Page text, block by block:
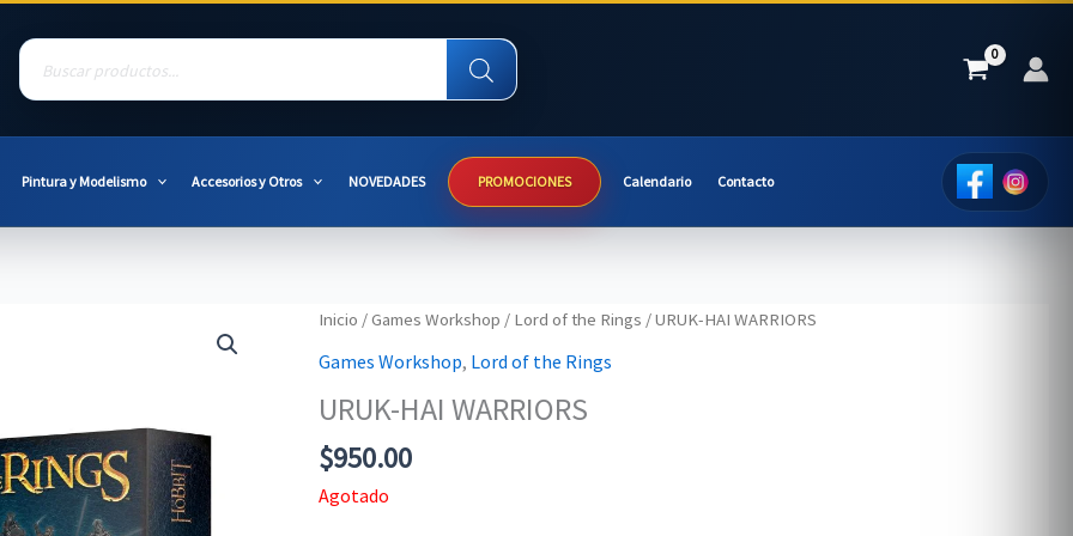
Products
search
Pintura y Modelismo Accesorios y Otros NOVEDADES PROMOCIONES Calendario Contacto
Inicio /Games Workshop / Lord of the Rings / URUK-HAI WARRIORS
Games Workshop, Lord of the Rings
URUK-HAI WARRIORS
$950.00
Agotado